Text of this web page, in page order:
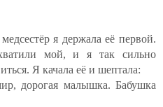
я держала её первой.
мой, и я так сильно
Я качала её и шептала:
дорогая малышка. Бабушка